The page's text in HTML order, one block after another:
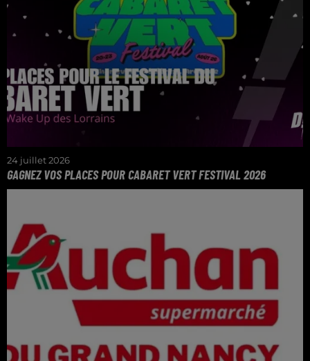
24 juillet 2026
GAGNEZ VOS PLACES POUR CABARET VERT FESTIVAL 2026
Gagnez vos pass jour pour 4 personnes pour le